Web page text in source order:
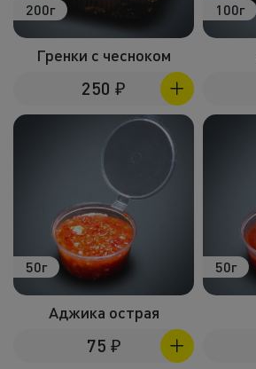
200г
Гренки с чесноком
250 ₽
100г
50г
Аджика острая
75 ₽
50г